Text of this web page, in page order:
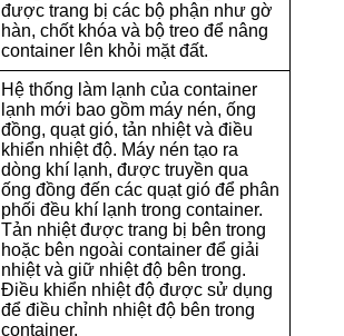
được trang bị các bộ phận như gờ
hàn, chốt khóa và bộ treo để nâng
container lên khỏi mặt đất.
Hệ thống làm lạnh của container
lạnh mới bao gồm máy nén, ống
đồng, quạt gió, tản nhiệt và điều
khiển nhiệt độ. Máy nén tạo ra
dòng khí lạnh, được truyền qua
ống đồng đến các quạt gió để phân
phối đều khí lạnh trong container.
Tản nhiệt được trang bị bên trong
hoặc bên ngoài container để giải
nhiệt và giữ nhiệt độ bên trong.
Điều khiển nhiệt độ được sử dụng
để điều chỉnh nhiệt độ bên trong
container.